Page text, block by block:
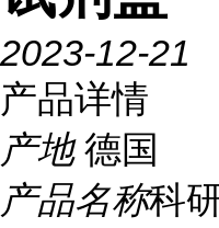
2023-12-21
产品详情
产地 德国
产品名称科